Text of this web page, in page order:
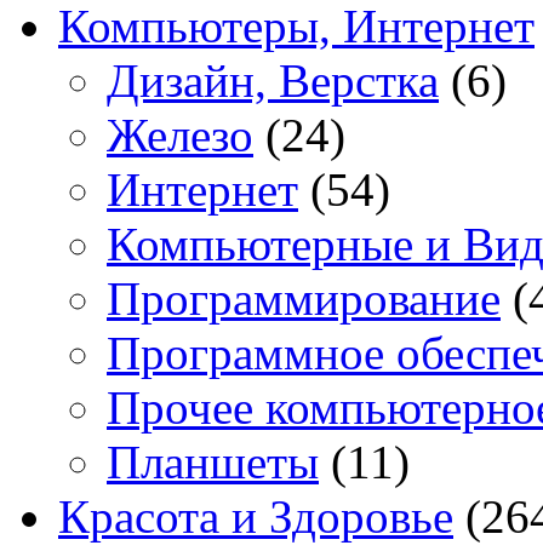
Компьютеры, Интернет
Дизайн, Верстка (6)
Железо (24)
Интернет (54)
Компьютерные и
Программирование
Программное
Прочее
Планшеты (11)
Красота и Здоровье